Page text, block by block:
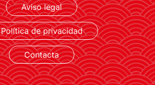
Aviso legal
Política de privacidad
Contacta